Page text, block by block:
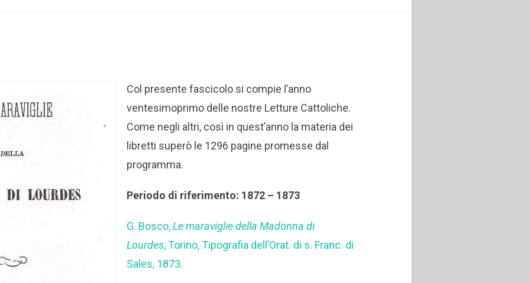
Col presente fascicolo si compie l’anno
ventesimoprimo delle nostre Letture Cattoliche.
Come negli altri, così in quest’anno la materia dei
libretti superò le 1296 pagine promesse dal
programma.
Periodo di riferimento: 1872 – 1873
G. Bosco,Le maraviglie della Madonna di
Lourdes, Torino, Tipografia dell’Orat. di s. Franc. di
Sales, 1873.